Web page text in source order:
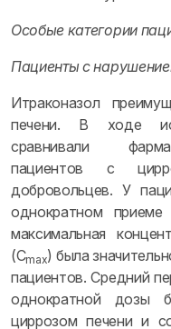
Особые категории
Пациенты с
Итраконазол
печени. В ходе
сравнивали
пациентов с
добровольцев. У
однократном
максимальная
(Cmax) была
пациентов. Средний
однократной дозы
циррозом печени и